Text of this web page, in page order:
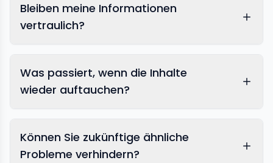
Bleiben meine Informationen
vertraulich?
Was passiert, wenn die Inhalte
wieder auftauchen?
Können Sie zukünftige ähnliche
Probleme verhindern?